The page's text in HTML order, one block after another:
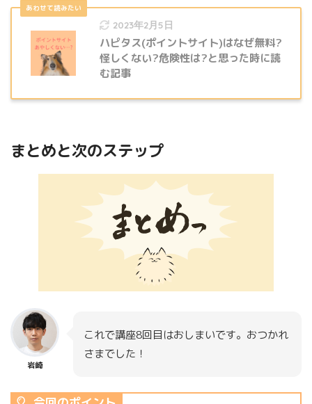
2023年2月5日
ハピタス(ポイントサイト)はなぜ無料?
怪しくない?危険性は?と思った時に読
む記事
まとめと次のステップ
岩崎
これで講座8回目はおしまいです。おつかれ
さまでした！